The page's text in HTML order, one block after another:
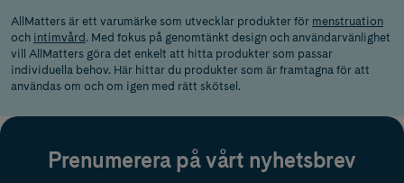
AllMatters är ett varumärke som utvecklar produkter för menstruation
och intimvård . Med fokus på genomtänkt design och användarvänlighet
vill AllMatters göra det enkelt att hitta produkter som passar
individuella behov. Här hittar du produkter som är framtagna för att
användas om och om igen med rätt skötsel.
Prenumerera på vårt nyhetsbrev